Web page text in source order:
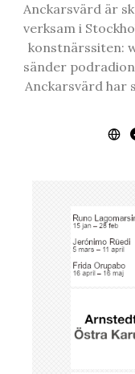
Anckarsvärd är
verksam i
konstnärssiten:
sänder
Anckarsvärd har